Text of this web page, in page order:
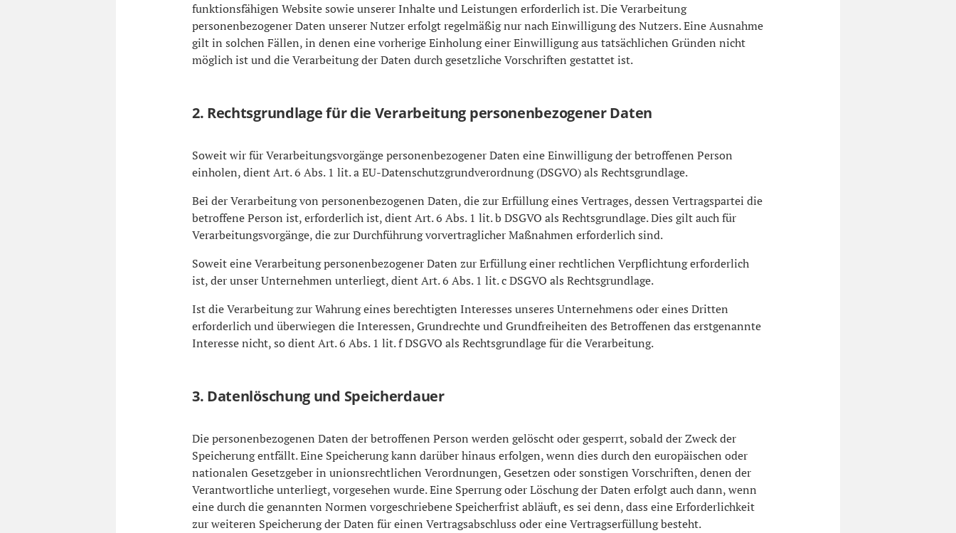
funktionsfähigen Website sowie unserer Inhalte und Leistungen erforderlich ist. Die Verarbeitung
personenbezogener Daten unserer Nutzer erfolgt regelmäßig nur nach Einwilligung des Nutzers. Eine Ausnahme
gilt in solchen Fällen, in denen eine vorherige Einholung einer Einwilligung aus tatsächlichen Gründen nicht
möglich ist und die Verarbeitung der Daten durch gesetzliche Vorschriften gestattet ist.
2. Rechtsgrundlage für die Verarbeitung personenbezogener Daten
Soweit wir für Verarbeitungsvorgänge personenbezogener Daten eine Einwilligung der betroffenen Person
einholen, dient Art. 6 Abs. 1 lit. a EU-Datenschutzgrundverordnung (DSGVO) als Rechtsgrundlage.
Bei der Verarbeitung von personenbezogenen Daten, die zur Erfüllung eines Vertrages, dessen Vertragspartei die
betroffene Person ist, erforderlich ist, dient Art. 6 Abs. 1 lit. b DSGVO als Rechtsgrundlage. Dies gilt auch für
Verarbeitungsvorgänge, die zur Durchführung vorvertraglicher Maßnahmen erforderlich sind.
Soweit eine Verarbeitung personenbezogener Daten zur Erfüllung einer rechtlichen Verpflichtung erforderlich
ist, der unser Unternehmen unterliegt, dient Art. 6 Abs. 1 lit. c DSGVO als Rechtsgrundlage.
Ist die Verarbeitung zur Wahrung eines berechtigten Interesses unseres Unternehmens oder eines Dritten
erforderlich und überwiegen die Interessen, Grundrechte und Grundfreiheiten des Betroffenen das erstgenannte
Interesse nicht, so dient Art. 6 Abs. 1 lit. f DSGVO als Rechtsgrundlage für die Verarbeitung.
3. Datenlöschung und Speicherdauer
Die personenbezogenen Daten der betroffenen Person werden gelöscht oder gesperrt, sobald der Zweck der
Speicherung entfällt. Eine Speicherung kann darüber hinaus erfolgen, wenn dies durch den europäischen oder
nationalen Gesetzgeber in unionsrechtlichen Verordnungen, Gesetzen oder sonstigen Vorschriften, denen der
Verantwortliche unterliegt, vorgesehen wurde. Eine Sperrung oder Löschung der Daten erfolgt auch dann, wenn
eine durch die genannten Normen vorgeschriebene Speicherfrist abläuft, es sei denn, dass eine Erforderlichkeit
zur weiteren Speicherung der Daten für einen Vertragsabschluss oder eine Vertragserfüllung besteht.